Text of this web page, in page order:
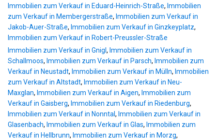
Immobilien zum Verkauf in Eduard-Heinrich-Straße, Immobilien
zum Verkauf in Membergerstraße, Immobilien zum Verkauf in
Jakob-Auer-Straße, Immobilien zum Verkauf in Ginzkeyplatz,
Immobilien zum Verkauf in Robert-Preussler-Straße
Immobilien zum Verkauf in Gnigl , Immobilien zum Verkauf in
Schallmoos, Immobilien zum Verkauf in Parsch, Immobilien zum
Verkauf in Neustadt, Immobilien zum Verkauf in Mülln, Immobilien
zum Verkauf in Altstadt, Immobilien zum Verkauf in Neu-
Maxglan, Immobilien zum Verkauf in Aigen, Immobilien zum
Verkauf in Gaisberg, Immobilien zum Verkauf in Riedenburg,
Immobilien zum Verkauf in Nonntal, Immobilien zum Verkauf in
Glasenbach, Immobilien zum Verkauf in Glas, Immobilien zum
Verkauf in Hellbrunn, Immobilien zum Verkauf in Morzg,